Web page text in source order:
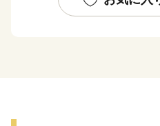
ら、製造業などの企業立地